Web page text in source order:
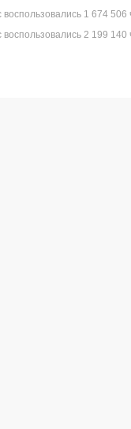
1 674 506
2 199 140